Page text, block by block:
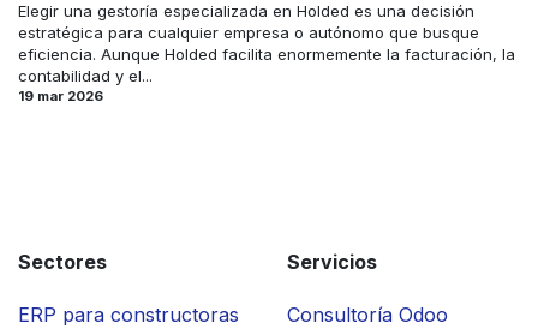
Elegir una gestoría especializada en Holded es una decisión
estratégica para cualquier empresa o autónomo que busque
eficiencia. Aunque Holded facilita enormemente la facturación, la
contabilidad y el...
19 mar 2026
Sectores
ERP para constructoras
Servicios
Consultoría Odoo